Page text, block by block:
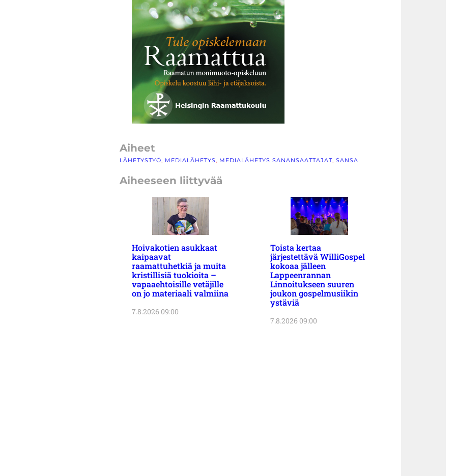
Aiheet
LÄHETYSTYÖ MEDIALÄHETYS MEDIALÄHETYS SANANSAATTAJAT, SANSA
Aiheeseen liittyvää
Hoivakotien asukkaat
kaipaavat
raamattuhetkiä ja muita
kristillisiä tuokioita –
vapaaehtoisille vetäjille
on jo materiaali valmiina
7.8.2026 09:00
Toista kertaa
järjestettävä WilliGospel
kokoaa jälleen
Lappeenrannan
Linnoitukseen suuren
joukon gospelmusiikin
ystäviä
7.8.2026 09:00